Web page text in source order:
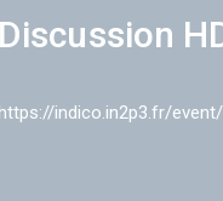
Discussion
https://indico.in2p3.fr/